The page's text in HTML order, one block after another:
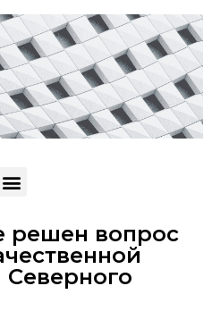
решен вопрос